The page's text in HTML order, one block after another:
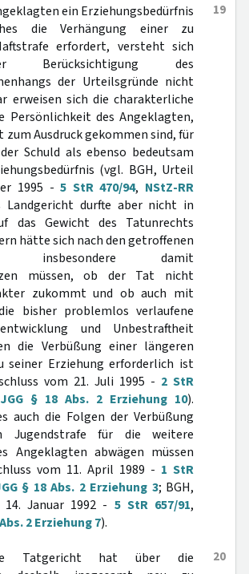
19
ein Erziehungsbedürfnis
die Verhängung einer zu
erfordert, versteht sich
Berücksichtigung des
der Urteilsgründe nicht
erweisen sich die charakterliche
Persönlichkeit des Angeklagten,
zum Ausdruck gekommen sind, für
Schuld als ebenso bedeutsam
(vgl. BGH, Urteil
1995 -5 StR 470/94, NStZ-RR
Landgericht durfte aber nicht in
das Gewicht des Tatunrechts
hätte sich nach den getroffenen
insbesondere damit
müssen, ob der Tat nicht
zukommt und ob auch mit
bisher problemlos verlaufene
und Unbestraftheit
die Verbüßung einer längeren
seiner Erziehung erforderlich ist
vom 21. Juli 1995 - 2 StR
§ 18 Abs. 2 Erziehung 10).
auch die Folgen der Verbüßung
Jugendstrafe für die weitere
Angeklagten abwägen müssen
vom 11. April 1989 - 1 StR
§ 18 Abs. 2 Erziehung 3; BGH,
14. Januar 1992 - 5 StR 657/91,
2 Erziehung 7).
20
Tatgericht hat über die